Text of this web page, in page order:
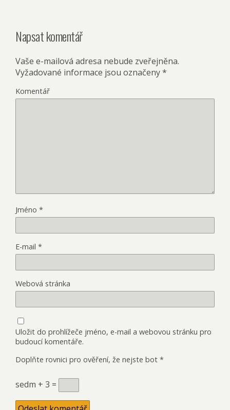
Napsat komentář
Vaše e-mailová adresa nebude zveřejněna.
Vyžadované informace jsou označeny*
Komentář
Jméno *
E-mail *
Webová stránka
Uložit do prohlížeče jméno, e-mail a webovou stránku pro
budoucí komentáře.
Doplňte rovnici pro ověření, že nejste bot *
sedm + 3 =